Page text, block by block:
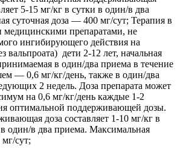
5-15 мг/кг в сутки в один/в два
суточная доза — 400 мг/сут; Терапия в
медицинскими препаратами, не
ингибирующего действия на
вальпроата) дети 2-12 лет, начальная
в один/два приема в течение
— 0,6 мг/кг/день, также в один/два
2 недель. Доза препарата может
на 0,6 мг/кг/день каждые 1-2
оптимальной поддерживающей дозы.
доза составляет 1-10 мг/кг в
один/в два приема. Максимальная
сут;